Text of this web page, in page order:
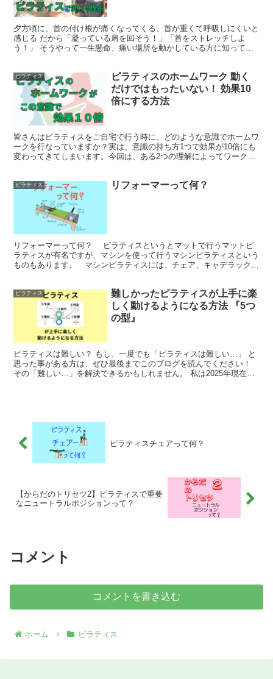
夕方頃に、首の付け根が痛くなってくる、首が重くて呼吸しにくいと
感じる だから「凝っている肩を回そう！」「首をストレッチしよ
う！」 そうやって一生懸命、痛い場所を動かしている方に知ってほ
ピラティス
ピラティスのホームワーク 動く
だけではもったいない！ 効果10
倍にする方法
皆さんはピラティスをご自宅で行う時に、どのような意識でホームワ
ークを行なっていますか？実は、意識の持ち方1つで効果が10倍にも
変わってきてしまいます。今回は、ある2つの理解によってワークが
ピラティス リフォーマーって何？
リフォーマーって何？ ピラティスというとマットで行うマットピ
ラティスが有名ですが、マシンを使って行うマシンピラティスという
ものもあります。 マシンピラティスには、チェア、キャデラック、
ピラティス
難しかったピラティスが上手に楽
しく動けるようになる方法 『5つ
の型』
ピラティスは難しい？ もし、一度でも「ピラティスは難しい…」 と
思った事がある方は、ぜひ最後までこのブログを読んでください！
その「難しい…」を解決できるかもしれません。 私は2025年現在、
ピラティスチェアって何？
【からだのトリセツ2】ピラティスで重要
なニュートラルポジションって？
コメント
コメントを書き込む
ホーム ピラティス